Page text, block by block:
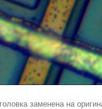
заменена на